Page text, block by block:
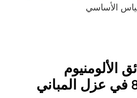
الأساسي
الألومنيوم